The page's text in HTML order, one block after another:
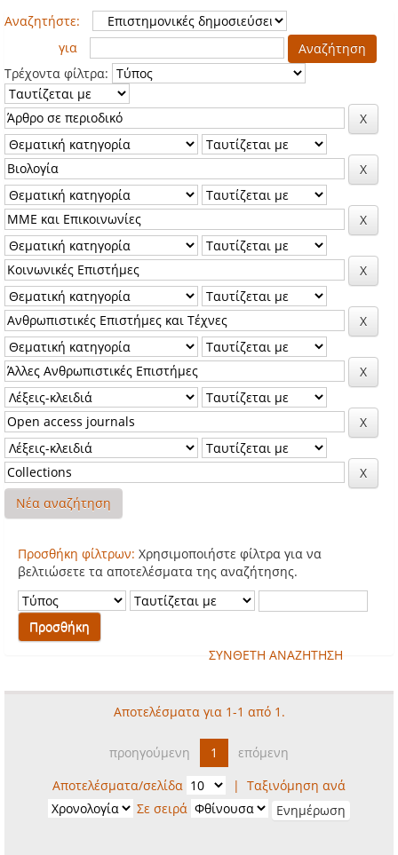
Αναζητήστε:
για
Τρέχοντα φίλτρα:
Νέα αναζήτηση
Προσθήκη φίλτρων: Χρησιμοποιήστε φίλτρα για να
βελτιώσετε τα αποτελέσματα της αναζήτησης.
ΣΥΝΘΕΤΗ ΑΝΑΖΗΤΗΣΗ
Αποτελέσματα για 1-1 από 1.
προηγούμενη 1
επόμενη
Αποτελέσματα/σελίδα
| Ταξινόμηση ανά
Σε σειρά